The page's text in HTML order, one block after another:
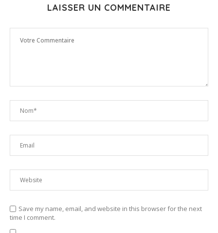
LAISSER UN COMMENTAIRE
Save my name, email, and website in this browser for the next
time I comment.